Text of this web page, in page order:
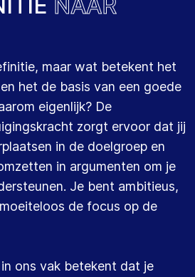
ITIE NAAR
maar wat betekent het
het de basis van een goede
eigenlijk? De
zorgt ervoor dat jij
in de doelgroep en
in argumenten om je
Je bent ambitieus,
de focus op de
ons vak betekent dat je